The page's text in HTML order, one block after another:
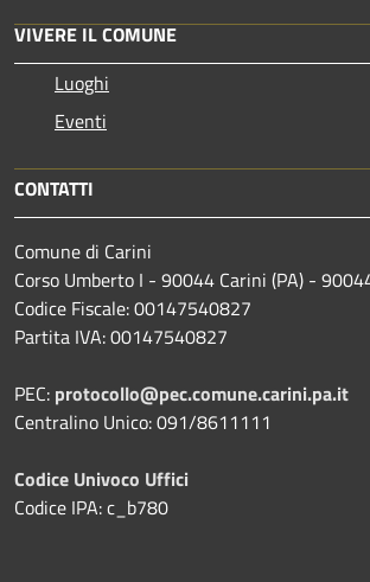
VIVERE IL COMUNE
Luoghi
Eventi
CONTATTI
Comune di Carini
Corso Umberto I - 90044 Carini (PA) -
Codice Fiscale: 00147540827
Partita IVA: 00147540827
PEC: protocollo@pec.comune.carini.pa.it
Centralino Unico: 091/8611111
Codice Univoco Uffici
Codice IPA: c_b780